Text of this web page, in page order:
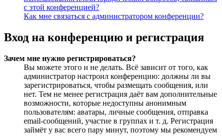
с этой конференцией?
Как мне связаться с администратором конференции?
Вход на конференцию и регистрация
Зачем мне нужно регистрироваться?
Вы можете этого и не делать. Всё зависит от того, как
администратор настроил конференцию: должны ли вы
зарегистрироваться, чтобы размещать сообщения, или
нет. Тем не менее регистрация даёт вам дополнительные
возможности, которые недоступны анонимным
пользователям: аватары, личные сообщения, отправка
email-сообщений, участие в группах и т. д. Регистрация
займёт у вас всего пару минут, поэтому мы рекомендуем